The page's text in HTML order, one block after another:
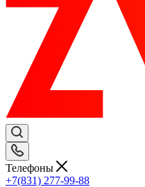
Телефоны
+7(831) 277-99-88